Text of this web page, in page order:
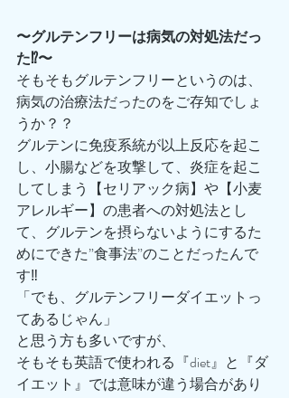
〜グルテンフリーは病気の対処法だっ
た⁉️〜
そもそもグルテンフリーというのは、
病気の治療法だったのをご存知でしょ
うか？？
グルテンに免疫系統が以上反応を起こ
し、小腸などを攻撃して、炎症を起こ
してしまう【セリアック病】や【小麦
アレルギー】の患者への対処法とし
て、グルテンを摂らないようにするた
めにできた”食事法”のことだったんで
す‼️
「でも、グルテンフリーダイエットっ
てあるじゃん」
と思う方も多いですが、
そもそも英語で使われる『diet』と『ダ
イエット』では意味が違う場合があり